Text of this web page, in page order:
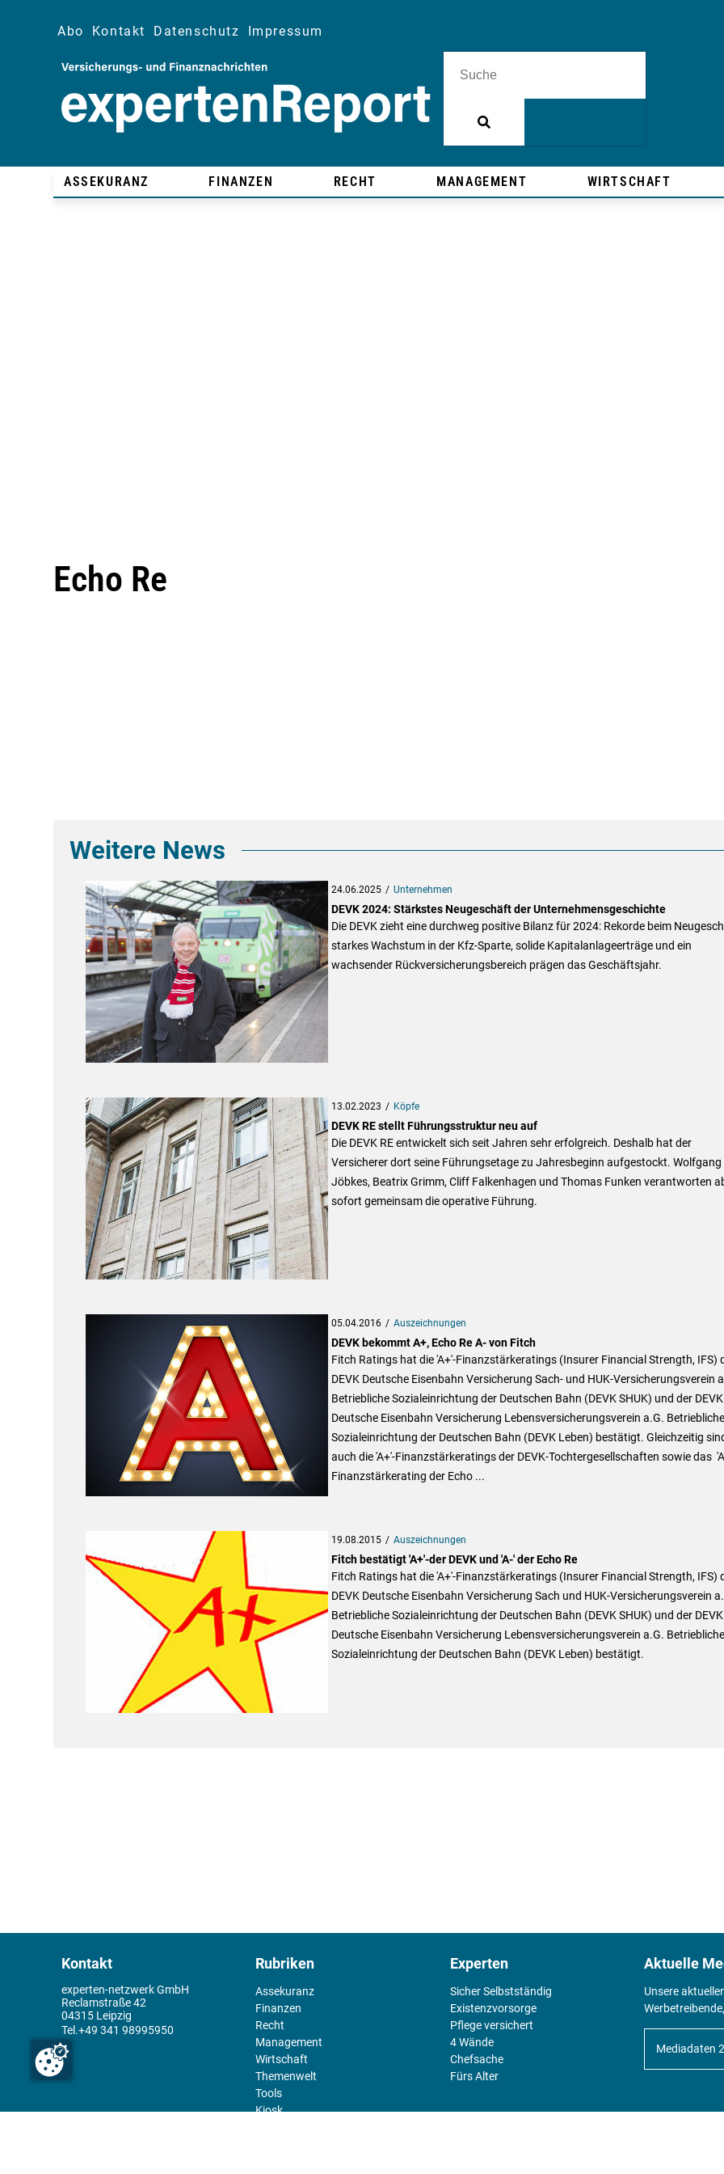
Abo Kontakt Datenschutz Impressum
ASSEKURANZ FINANZEN RECHT MANAGEMENT WIRTSCHAFT
Echo Re
Weitere News
24.06.2025 Unternehmen
DEVK 2024: Stärkstes Neugeschäft der Unternehmensgeschichte
Die DEVK zieht eine durchweg positive Bilanz für 2024: Rekorde beim
starkes Wachstum in der Kfz-Sparte, solide Kapitalanlageerträge und ein
wachsender Rückversicherungsbereich prägen das Geschäftsjahr.
13.02.2023 Köpfe
DEVK RE stellt Führungsstruktur neu auf
Die DEVK RE entwickelt sich seit Jahren sehr erfolgreich. Deshalb hat der
Versicherer dort seine Führungsetage zu Jahresbeginn aufgestockt. Wolfgang
Jöbkes, Beatrix Grimm, Cliff Falkenhagen und Thomas Funken verantworten
sofort gemeinsam die operative Führung.
05.04.2016 Auszeichnungen
DEVK bekommt A+, Echo Re A- von Fitch
Fitch Ratings hat die 'A+'-Finanzstärkeratings (Insurer Financial Strength, IFS)
DEVK Deutsche Eisenbahn Versicherung Sach- und HUK-Versicherungsverein
Betriebliche Sozialeinrichtung der Deutschen Bahn (DEVK SHUK) und der DEVK
Deutsche Eisenbahn Versicherung Lebensversicherungsverein a.G. Betriebliche
Sozialeinrichtung der Deutschen Bahn (DEVK Leben) bestätigt. Gleichzeitig
auch die 'A+'-Finanzstärkeratings der DEVK-Tochtergesellschaften sowie das
Finanzstärkerating der Echo ...
19.08.2015 Auszeichnungen
Fitch bestätigt 'A+'-der DEVK und 'A-' der Echo Re
Fitch Ratings hat die 'A+'-Finanzstärkeratings (Insurer Financial Strength, IFS)
DEVK Deutsche Eisenbahn Versicherung Sach und HUK-Versicherungsverein
Betriebliche Sozialeinrichtung der Deutschen Bahn (DEVK SHUK) und der DEVK
Deutsche Eisenbahn Versicherung Lebensversicherungsverein a.G. Betriebliche
Sozialeinrichtung der Deutschen Bahn (DEVK Leben) bestätigt.
Kontakt
experten-netzwerk GmbH
Reclamstraße 42
04315 Leipzig
+49 341 98995950
Rubriken
Assekuranz
Finanzen
Recht
Management
Wirtschaft
Themenwelt
Tools
Kiosk
Experten
Sicher Selbstständig
Existenz­vorsorge
Pflege versichert
4 Wände
Chefsache
Fürs Alter
Aktuelle
Unsere
Mediadaten